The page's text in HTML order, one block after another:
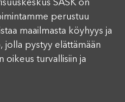
SASK on
perustuu
maailmasta köyhyys ja
jolla pystyy elättämään
oikeus turvallisiin ja